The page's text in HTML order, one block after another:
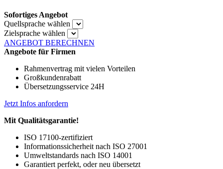
Sofortiges Angebot
Quellsprache wählen
Zielsprache wählen
ANGEBOT BERECHNEN
Angebote für Firmen
Rahmenvertrag mit vielen Vorteilen
Großkundenrabatt
Übersetzungsservice 24H
Jetzt Infos anfordern
Mit Qualitätsgarantie!
ISO 17100-zertifiziert
Informationssicherheit nach ISO 27001
Umweltstandards nach ISO 14001
Garantiert perfekt, oder neu übersetzt